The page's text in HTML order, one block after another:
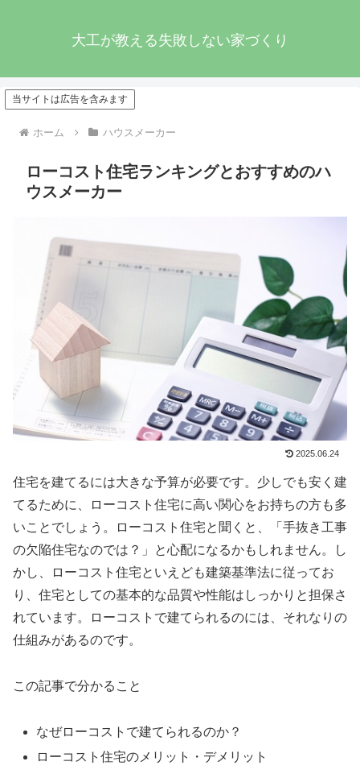
大工が教える失敗しない家づくり
当サイトは広告を含みます
ホーム ハウスメーカー
ローコスト住宅ランキングとおすすめのハ
ウスメーカー
2025.06.24
住宅を建てるには大きな予算が必要です。少しでも安く建
てるために、ローコスト住宅に高い関心をお持ちの方も多
いことでしょう。ローコスト住宅と聞くと、「手抜き工事
の欠陥住宅なのでは？」と心配になるかもしれません。し
かし、ローコスト住宅といえども建築基準法に従ってお
り、住宅としての基本的な品質や性能はしっかりと担保さ
れています。ローコストで建てられるのには、それなりの
仕組みがあるのです。
この記事で分かること
なぜローコストで建てられるのか？
ローコスト住宅のメリット・デメリット